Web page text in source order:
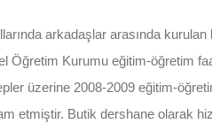
arkadaşlar arasında
Öğretim Kurumu eğitim-öğretim
üzerine 2008-2009 eğitim-
etmiştir. Butik dershane olarak